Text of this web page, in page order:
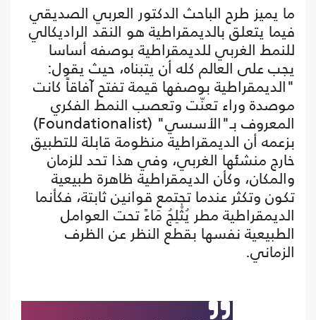
ما يميز طرح الباحث الدكتور العربي الصديقي
فيما يتعلق بالديمقراطية هو النقد الراديكالي
للنمط الغربي للديمقراطية بوصفه أساسا
يجب على العالم كله أن يتبناه، حيث يقول:
"الديمقراطية بوصفها قيمة تفتح آفاقاً كانت
موصدة وراء تعنّت وتعصب النمط الفكري
المعروف بـ"الأسسي" (Foundationalist)
بزعمه أن الديمقراطية منظومة قابلة للتطبيق
خارج منشئها الغربي، وفي هذا تحد للزمان
والمكان، وكأن الديمقراطية ظاهرة طبيعية
تكون وتكثر عندما تجتمع قوانين ثابتة، فكأنما
الديمقراطية مطر يُثْلِجُ مَاءً تحت العوامل
الطبيعية نفسها بقطع النظر عن الظرف
الزماني.